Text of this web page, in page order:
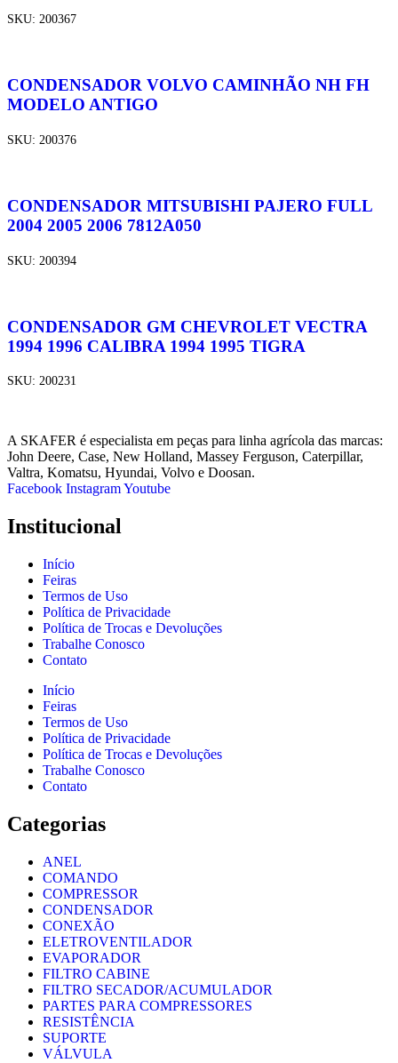
SKU: 200367
CONDENSADOR VOLVO CAMINHÃO NH FH
MODELO ANTIGO
SKU: 200376
CONDENSADOR MITSUBISHI PAJERO FULL
2004 2005 2006 7812A050
SKU: 200394
CONDENSADOR GM CHEVROLET VECTRA
1994 1996 CALIBRA 1994 1995 TIGRA
SKU: 200231
A SKAFER é especialista em peças para linha agrícola das marcas:
John Deere, Case, New Holland, Massey Ferguson, Caterpillar,
Valtra, Komatsu, Hyundai, Volvo e Doosan.
Facebook InstagramYoutube
Institucional
Início
Feiras
Termos de Uso
Política de Privacidade
Política de Trocas e Devoluções
Trabalhe Conosco
Contato
Início
Feiras
Termos de Uso
Política de Privacidade
Política de Trocas e Devoluções
Trabalhe Conosco
Contato
Categorias
ANEL
COMANDO
COMPRESSOR
CONDENSADOR
CONEXÃO
ELETROVENTILADOR
EVAPORADOR
FILTRO CABINE
FILTRO SECADOR/ACUMULADOR
PARTES PARA COMPRESSORES
RESISTÊNCIA
SUPORTE
VÁLVULA